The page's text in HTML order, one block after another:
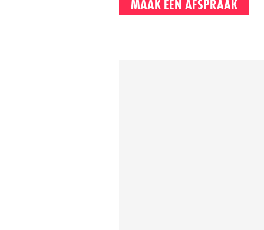
MAAK EEN AFSPRAAK